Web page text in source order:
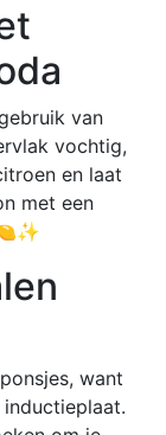
van
vochtig,
en laat
met een
want